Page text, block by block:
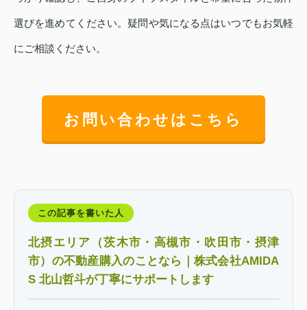
選びを進めてください。疑問や気になる点はいつでもお気軽
にご相談ください。
お問い合わせはこちら
この記事を書いた人
北摂エリア（茨木市・高槻市・吹田市・摂津
市）の不動産購入のことなら｜株式会社AMIDA
S 北山哲斗が丁寧にサポートします